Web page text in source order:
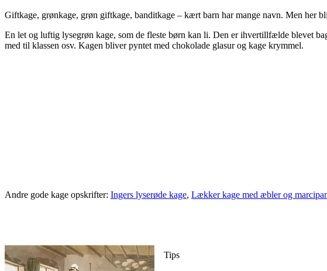
Giftkage, grønkage, grøn giftkage, banditkage – kært barn har mange navn. Men her
En let og luftig lysegrøn kage, som de fleste børn kan li. Den er ihvertillfælde blevet
med til klassen osv. Kagen bliver pyntet med chokolade glasur og kage krymmel.
Andre gode kage opskrifter: Ingers lyserøde kage, Lækker kage med æbler og
Tips